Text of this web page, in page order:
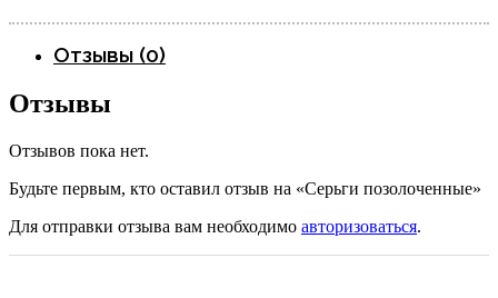
Отзывы (0)
Отзывы
Отзывов пока нет.
Будьте первым, кто оставил отзыв на «Серьги позолоченные»
Для отправки отзыва вам необходимо авторизоваться.